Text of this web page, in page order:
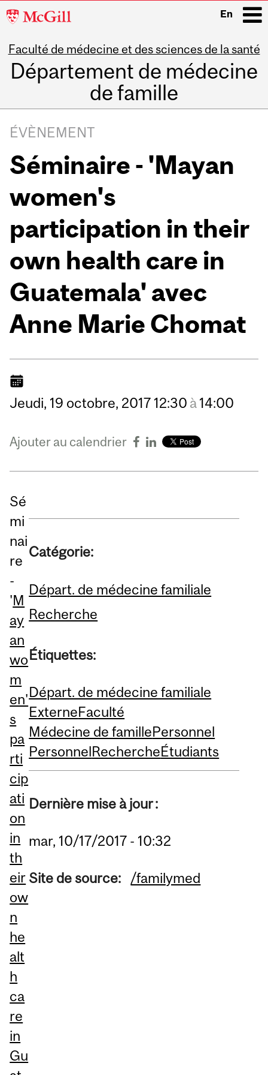
McGill
En
Faculté de médecine et des sciences de la santé
Département de médecine
de famille
navigation
ÉVÈNEMENT
Séminaire - 'Mayan
women's
participation in their
own health care in
Guatemala' avec
Anne Marie Chomat
Jeudi, 19 octobre, 2017 12:30 à14:00
Ajouter au calendrier
Sé
mi
nai
re
-
'M
ay
an
wo
m
en'
s
pa
rti
cip
ati
on
in
th
eir
ow
n
he
alt
h
ca
re
in
Gu
Catégorie:
Départ. de médecine familiale
Recherche
Étiquettes:
Départ. de médecine familiale
ExterneFaculté
Médecine de famillePersonnel
PersonnelRechercheÉtudiants
Dernière mise à jour :
mar, 10/17/2017 - 10:32
Site de source: /familymed